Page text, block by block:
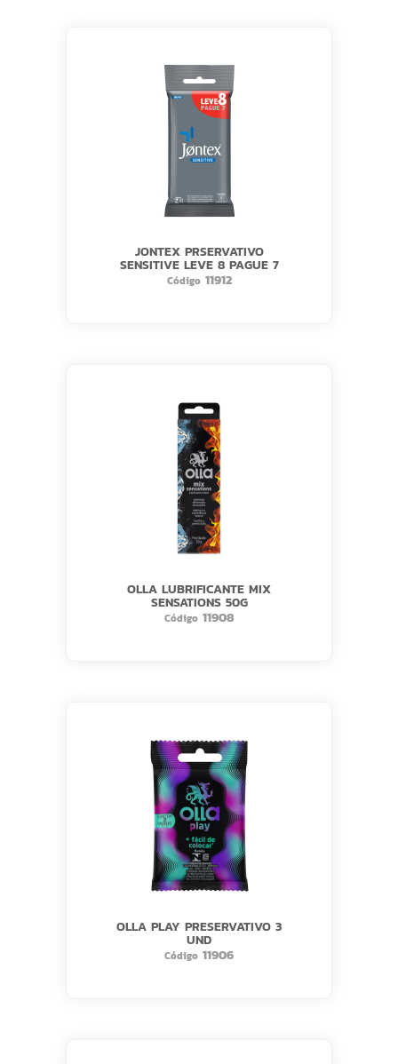
JONTEX PRSERVATIVO
SENSITIVE LEVE 8 PAGUE 7
Código11912
OLLA LUBRIFICANTE MIX
SENSATIONS 50G
Código11908
OLLA PLAY PRESERVATIVO 3
UND
Código 11906